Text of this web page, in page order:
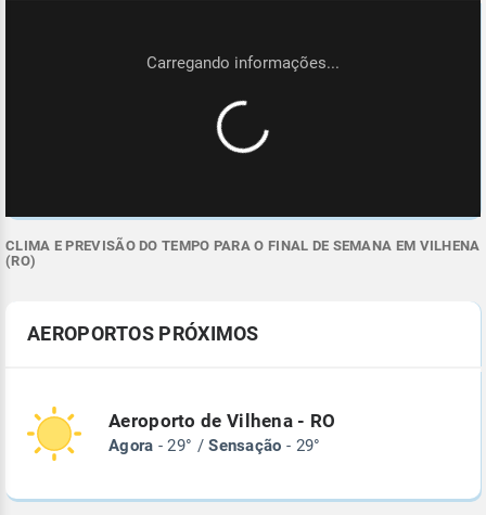
CLIMA E PREVISÃO DO TEMPO PARA O FINAL DE SEMANA EM VILHENA
(RO)
AEROPORTOS PRÓXIMOS
Aeroporto de Vilhena - RO
Agora - 29° /Sensação - 29°